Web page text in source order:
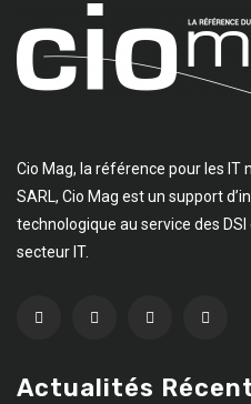
Cio Mag, la référence pour les IT
SARL, Cio Mag est un support
technologique au service des
secteur IT.
Actualités